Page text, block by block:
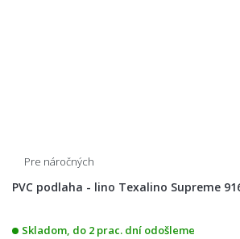
Pre náročných
PVC podlaha - lino Texalino Supreme
Skladom, do 2 prac. dní odošleme